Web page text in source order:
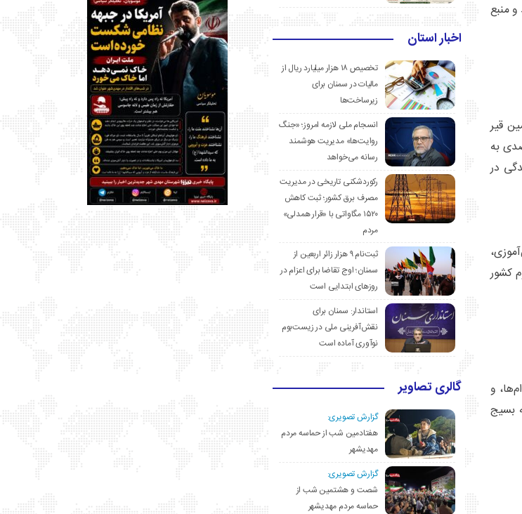
منبع
ریال، تأمین قیر
به
در
دانش‌آموزی،
کشور
و
بسیج
اخبار استان
تخصیص ۱۸ هزار میلیارد ریال از
مالیات در سمنان برای
زیرساخت‌ها
انسجام ملی لازمه امروز؛ «جنگ
روایت‌ها» مدیریت هوشمند
رسانه می‌خواهد
رکوردشکنی تاریخی در مدیریت
مصرف برق کشور؛ ثبت کاهش
۱۵۲۰ مگاواتی با «قرار همدلی»
مردم
ثبت‌نام ۹ هزار زائر اربعین از
سمنان؛ اوج تقاضا برای اعزام در
روزهای ابتدایی است
استاندار: سمنان برای
نقش‌آفرینی ملی در زیست‌بوم
نوآوری آماده است
گالری تصاویر
گزارش تصویری:
هفتادمین شب از حماسه مردم
مهدیشهر
گزارش تصویری:
شصت و هشتمین شب از
حماسه مردم مهدیشهر